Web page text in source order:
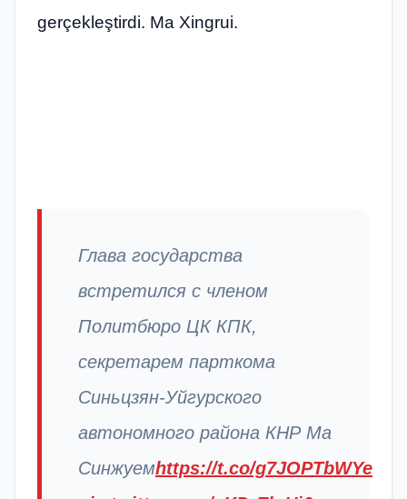
gerçekleştirdi. Ma Xingrui.
Глава государства
встретился с членом
Политбюро ЦК КПК,
секретарем парткома
Синьцзян-Уйгурского
автономного района КНР Ма
Синжуемhttps://t.co/g7JOPTbWYe